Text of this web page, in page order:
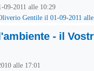
09-2011 alle 10:29
Gentile il 01-09-2011 alle
- il
alle 17:01